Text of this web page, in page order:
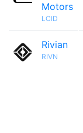
Motors
LCID
Rivian
RIVN